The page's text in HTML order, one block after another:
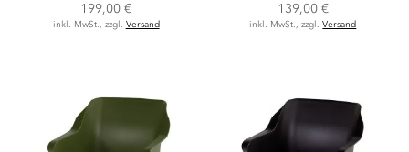
199,00 €
inkl. MwSt., zzgl. Versand
139,00 €
inkl. MwSt., zzgl.Versand